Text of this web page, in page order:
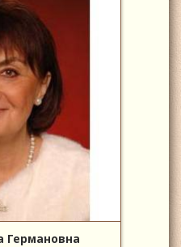
Германовна